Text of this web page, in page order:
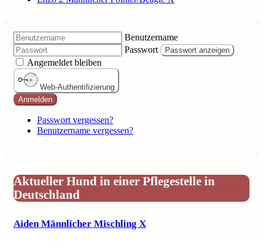
Benutzername
Passwort
Passwort anzeigen
Angemeldet bleiben
Web-Authentifizierung
Anmelden
Passwort vergessen?
Benutzername vergessen?
Aktueller Hund in einer Pflegestelle in
Deutschland
Aiden Männlicher Mischling X